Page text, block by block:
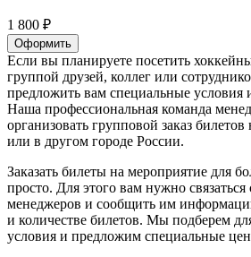
1 800 ₽
Оформить
Если вы планируете посетить
группой друзей, коллег или
предложить вам специальные условия
Наша профессиональная команда
организовать групповой заказ
или в другом городе России.
Заказать билеты на мероприятие для
просто. Для этого вам нужно
менеджеров и сообщить им
и количестве билетов. Мы подберем
условия и предложим специальные